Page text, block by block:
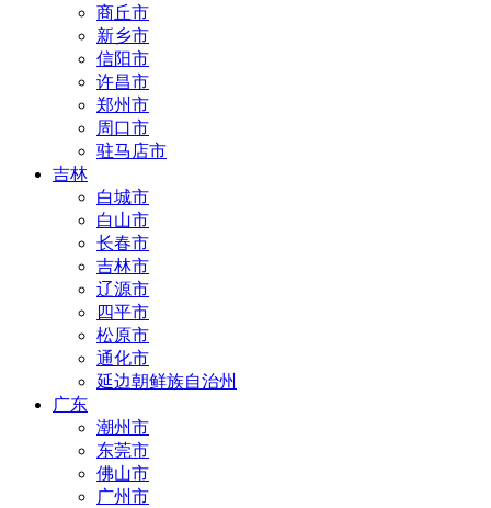
商丘市
新乡市
信阳市
许昌市
郑州市
周口市
驻马店市
吉林
白城市
白山市
长春市
吉林市
辽源市
四平市
松原市
通化市
延边朝鲜族自治州
广东
潮州市
东莞市
佛山市
广州市